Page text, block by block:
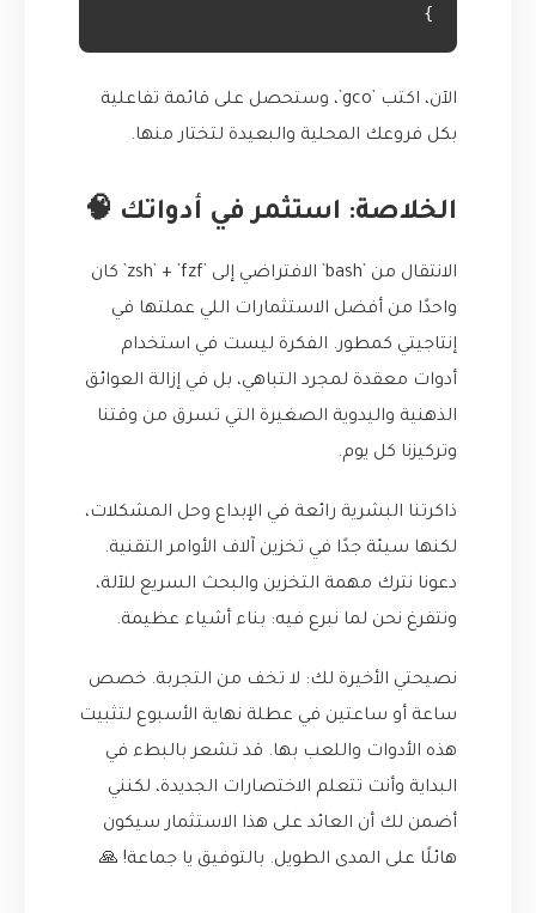
}
الآن، اكتب `gco`، وستحصل على قائمة تفاعلية
بكل فروعك المحلية والبعيدة لتختار منها.
الخلاصة: استثمر في أدواتك 🧠
الانتقال من `bash` الافتراضي إلى `zsh` + `fzf` كان
واحدًا من أفضل الاستثمارات اللي عملتها في
إنتاجيتي كمطور. الفكرة ليست في استخدام
أدوات معقدة لمجرد التباهي، بل في إزالة العوائق
الذهنية واليدوية الصغيرة التي تسرق من وقتنا
وتركيزنا كل يوم.
ذاكرتنا البشرية رائعة في الإبداع وحل المشكلات،
لكنها سيئة جدًا في تخزين آلاف الأوامر التقنية.
دعونا نترك مهمة التخزين والبحث السريع للآلة،
ونتفرغ نحن لما نبرع فيه: بناء أشياء عظيمة.
نصيحتي الأخيرة لك: لا تخف من التجربة. خصص
ساعة أو ساعتين في عطلة نهاية الأسبوع لتثبيت
هذه الأدوات واللعب بها. قد تشعر بالبطء في
البداية وأنت تتعلم الاختصارات الجديدة، لكنني
أضمن لك أن العائد على هذا الاستثمار سيكون
هائلًا على المدى الطويل. بالتوفيق يا جماعة! 🙏